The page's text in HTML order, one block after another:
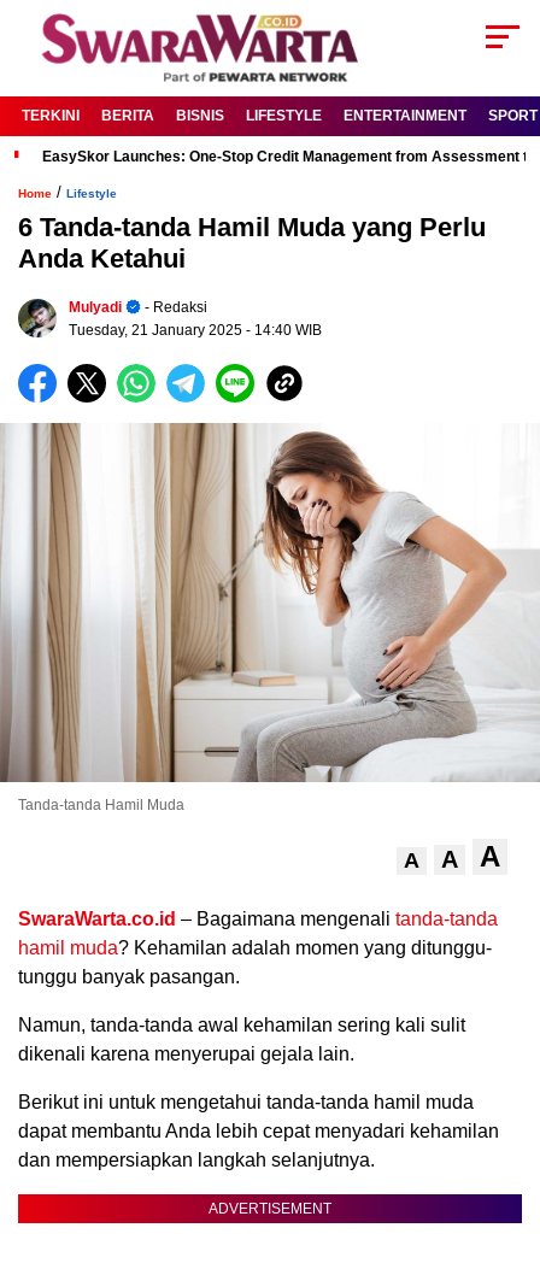
TERKINI BERITA BISNIS LIFESTYLE ENTERTAINMENT SPORT
EasySkor Launches: One-Stop Credit Management from Assessment
Home / Lifestyle
6 Tanda-tanda Hamil Muda yang Perlu
Anda Ketahui
Mulyadi
- Redaksi
Tuesday, 21 January 2025 - 14:40 WIB
Tanda-tanda Hamil Muda
A A A
SwaraWarta.co.id – Bagaimana mengenali tanda-tanda
hamil muda? Kehamilan adalah momen yang ditunggu-
tunggu banyak pasangan.
Namun, tanda-tanda awal kehamilan sering kali sulit
dikenali karena menyerupai gejala lain.
Berikut ini untuk mengetahui tanda-tanda hamil muda
dapat membantu Anda lebih cepat menyadari kehamilan
dan mempersiapkan langkah selanjutnya.
ADVERTISEMENT